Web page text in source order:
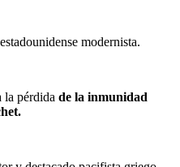
modernista.
la pérdida de la inmunidad